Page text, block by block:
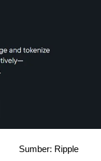
Sumber: Ripple